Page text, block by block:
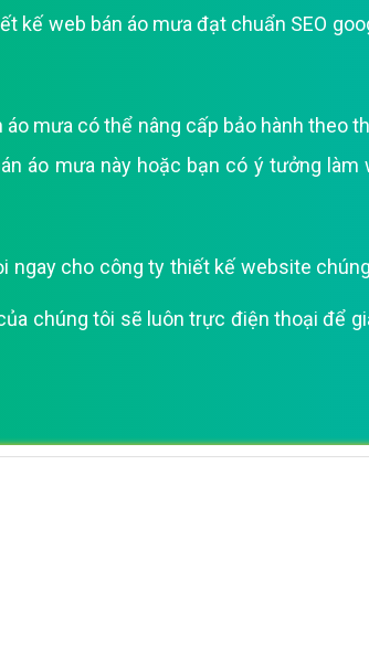
kế web bán áo mưa đạt chuẩn SEO
mưa có thể nâng cấp bảo hành theo
áo mưa này hoặc bạn có ý tưởng làm
ngay cho công ty thiết kế website
chúng tôi sẽ luôn trực điện thoại để